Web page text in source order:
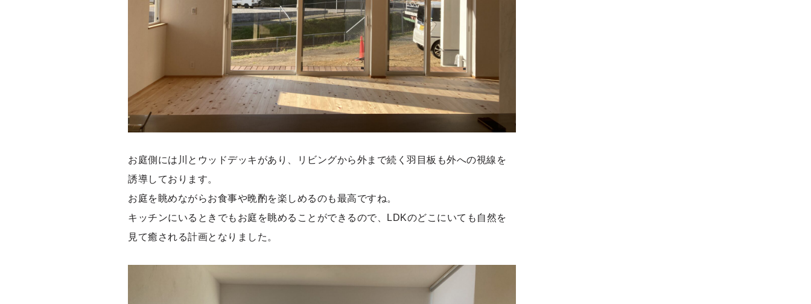
お庭側には川とウッドデッキがあり、リビングから外まで続く羽目板も外への視線を
誘導しております。
お庭を眺めながらお食事や晩酌を楽しめるのも最高ですね。
キッチンにいるときでもお庭を眺めることができるので、LDKのどこにいても自然を
見て癒される計画となりました。